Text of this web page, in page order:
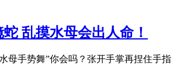
乱摸水母会出人命！
母手势舞”你会吗？张开手掌再捏住手指